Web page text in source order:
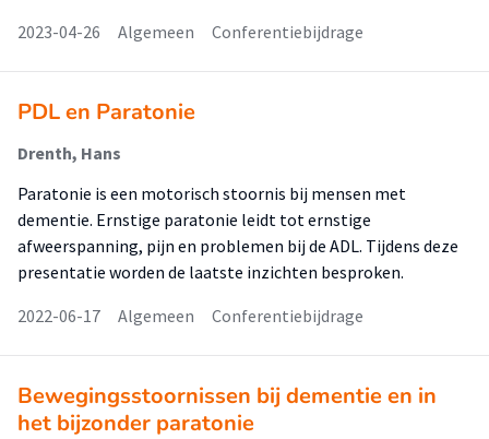
2023-04-26
Algemeen Conferentiebijdrage
PDL en Paratonie
Drenth, Hans
Paratonie is een motorisch stoornis bij mensen met
dementie. Ernstige paratonie leidt tot ernstige
afweerspanning, pijn en problemen bij de ADL. Tijdens deze
presentatie worden de laatste inzichten besproken.
2022-06-17
Algemeen Conferentiebijdrage
Bewegingsstoornissen bij dementie en in
het bijzonder paratonie